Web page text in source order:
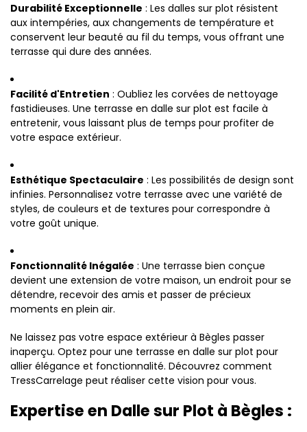
Durabilité Exceptionnelle : Les dalles sur plot résistent
aux intempéries, aux changements de température et
conservent leur beauté au fil du temps, vous offrant une
terrasse qui dure des années.
Facilité d'Entretien : Oubliez les corvées de nettoyage
fastidieuses. Une terrasse en dalle sur plot est facile à
entretenir, vous laissant plus de temps pour profiter de
votre espace extérieur.
Esthétique Spectaculaire : Les possibilités de design sont
infinies. Personnalisez votre terrasse avec une variété de
styles, de couleurs et de textures pour correspondre à
votre goût unique.
Fonctionnalité Inégalée : Une terrasse bien conçue
devient une extension de votre maison, un endroit pour se
détendre, recevoir des amis et passer de précieux
moments en plein air.
Ne laissez pas votre espace extérieur à Bègles passer
inaperçu. Optez pour une terrasse en dalle sur plot pour
allier élégance et fonctionnalité. Découvrez comment
TressCarrelage peut réaliser cette vision pour vous.
Expertise en Dalle sur Plot à Bègles :